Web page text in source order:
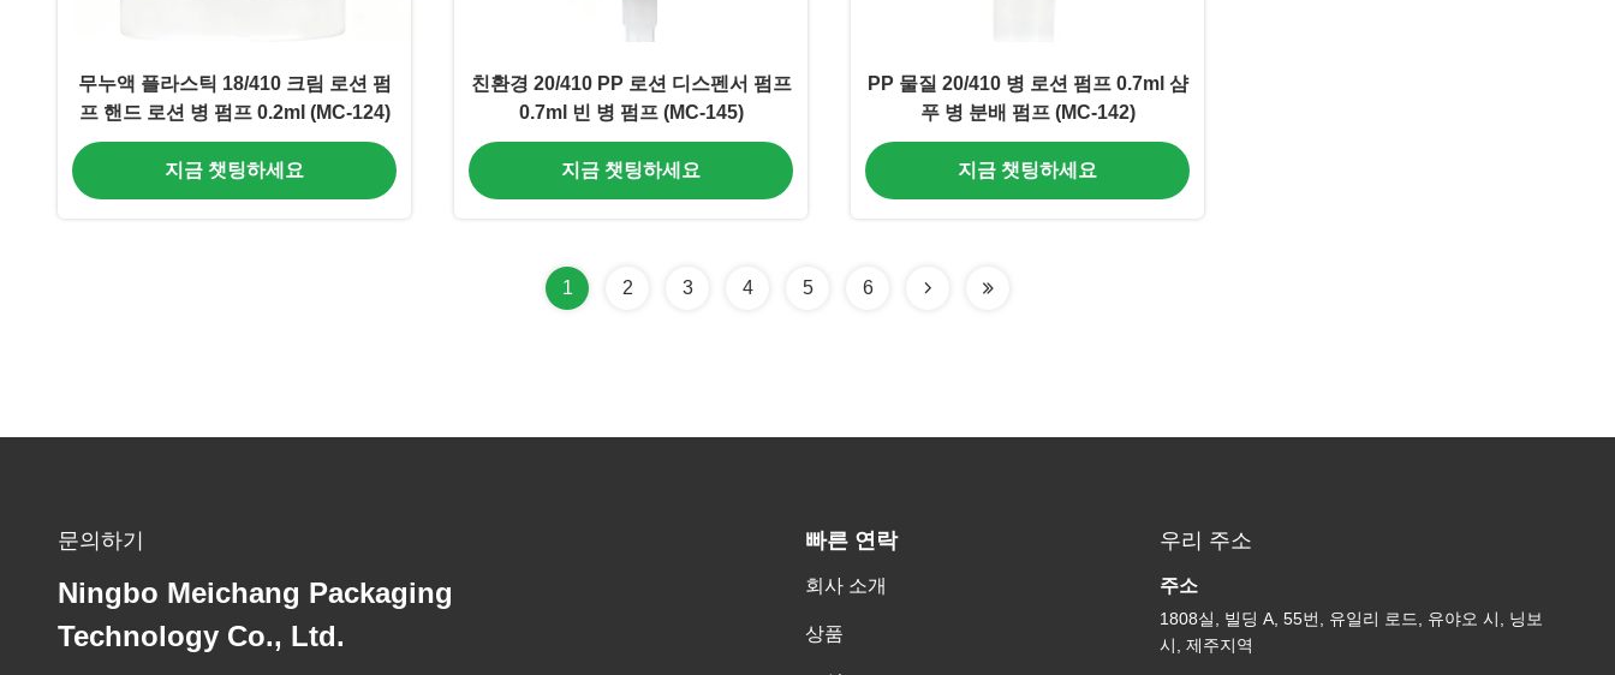
무누액 플라스틱 18/410 크림 로션 펌
프 핸드 로션 병 펌프 0.2ml (MC-124)
지금 챗팅하세요
친환경 20/410 PP 로션 디스펜서 펌프
0.7ml 빈 병 펌프 (MC-145)
지금 챗팅하세요
PP 물질 20/410 병 로션 펌프 0.7ml 샴
푸 병 분배 펌프 (MC-142)
지금 챗팅하세요
1 2 3 4 5 6
문의하기
Ningbo Meichang Packaging
Technology Co., Ltd.
빠른 연락
회사 소개
상품
우리 주소
주소
1808실, 빌딩 A, 55번, 유일리 로드, 유야오 시, 닝보
시, 제주지역